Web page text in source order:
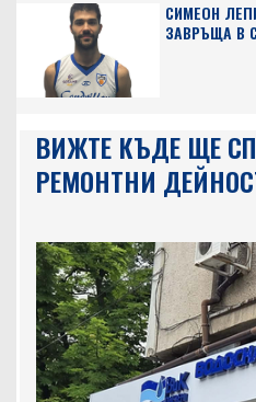
СИМЕОН
ЗАВРЪЩА В
ВИЖТЕ КЪДЕ ЩЕ
РЕМОНТНИ